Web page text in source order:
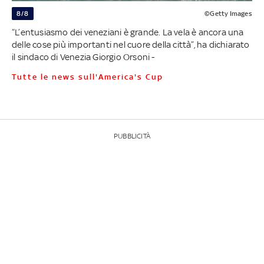
8/8 ©Getty Images
“L’entusiasmo dei veneziani è grande. La vela è ancora una
delle cose più importanti nel cuore della città”, ha dichiarato
il sindaco di Venezia Giorgio Orsoni -
Tutte le news sull'America's Cup
PUBBLICITÀ